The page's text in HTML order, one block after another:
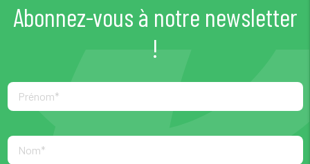
Abonnez-vous à notre newsletter
!